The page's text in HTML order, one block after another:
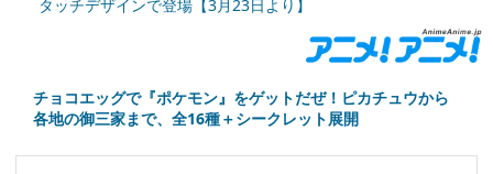
タッチデザインで登場【3月23日より】
チョコエッグで『ポケモン』をゲットだぜ！ピカチュウから
各地の御三家まで、全16種＋シークレット展開